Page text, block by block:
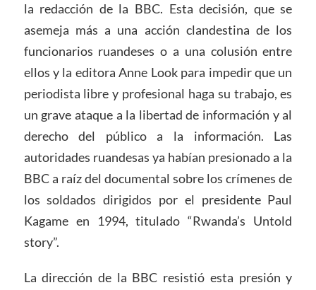
la redacción de la BBC. Esta decisión, que se
asemeja más a una acción clandestina de los
funcionarios ruandeses o a una colusión entre
ellos y la editora Anne Look para impedir que un
periodista libre y profesional haga su trabajo, es
un grave ataque a la libertad de información y al
derecho del público a la información. Las
autoridades ruandesas ya habían presionado a la
BBC a raíz del documental sobre los crímenes de
los soldados dirigidos por el presidente Paul
Kagame en 1994, titulado “Rwanda’s Untold
story”.
La dirección de la BBC resistió esta presión y